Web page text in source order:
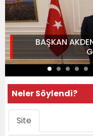
BAŞKAN
Neler Söylendi?
Site